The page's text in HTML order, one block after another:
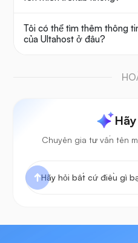
Tôi có thể tìm thêm thông
của Ultahost ở đâu?
Chuyên gia tư vấn tên